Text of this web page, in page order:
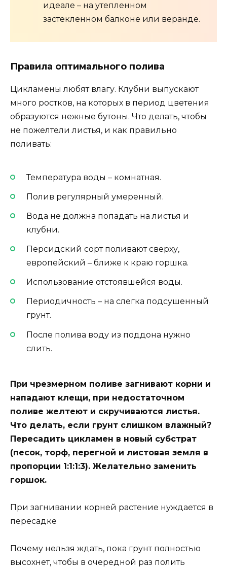
идеале – на утепленном
застекленном балконе или веранде.
Правила оптимального полива
Цикламены любят влагу. Клубни выпускают
много ростков, на которых в период цветения
образуются нежные бутоны. Что делать, чтобы
не пожелтели листья, и как правильно
поливать:
Температура воды – комнатная.
Полив регулярный умеренный.
Вода не должна попадать на листья и
клубни.
Персидский сорт поливают сверху,
европейский – ближе к краю горшка.
Использование отстоявшейся воды.
Периодичность – на слегка подсушенный
грунт.
После полива воду из поддона нужно
слить.
При чрезмерном поливе загнивают корни и
нападают клещи, при недостаточном
поливе желтеют и скручиваются листья.
Что делать, если грунт слишком влажный?
Пересадить цикламен в новый субстрат
(песок, торф, перегной и листовая земля в
пропорции 1:1:1:3). Желательно заменить
горшок.
При загнивании корней растение нуждается в
пересадке
Почему нельзя ждать, пока грунт полностью
высохнет, чтобы в очередной раз полить